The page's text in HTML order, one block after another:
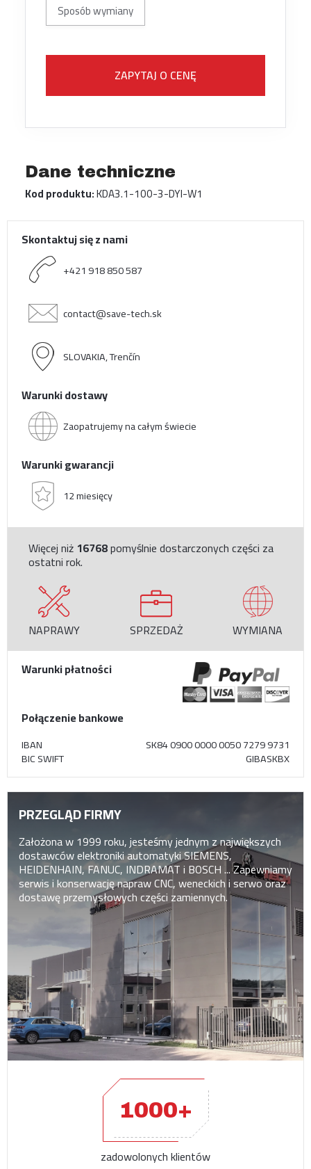
Sposób wymiany
ZAPYTAJ O CENĘ
Dane techniczne
Kod produktu:KDA3.1-100-3-DYI-W1
Skontaktuj się z nami
+421 918 850 587
contact@save-tech.sk
SLOVAKIA, Trenčín
Warunki dostawy
Zaopatrujemy na całym świecie
Warunki gwarancji
12 miesięcy
Więcej niż 16768pomyślnie dostarczonych części za
ostatni rok.
NAPRAWY SPRZEDAŻ
WYMIANA
Warunki płatności
Połączenie bankowe
IBAN SK84 0900 0000 0050 7279 9731
BIC SWIFT GIBASKBX
PRZEGLĄD FIRMY
Założona w 1999 roku, jesteśmy jednym z największych
dostawców elektroniki automatyki SIEMENS,
HEIDENHAIN, FANUC, INDRAMAT i BOSCH ... Zapewniamy
serwis i konserwację napraw CNC, weneckich i serwo oraz
dostawę przemysłowych części zamiennych.
1000+
zadowolonych klientów